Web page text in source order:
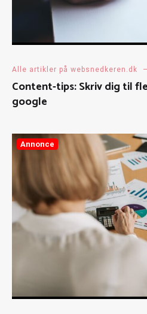
Alle artikler på websnedkeren.dk
Content-tips: Skriv dig til
google
Annonce